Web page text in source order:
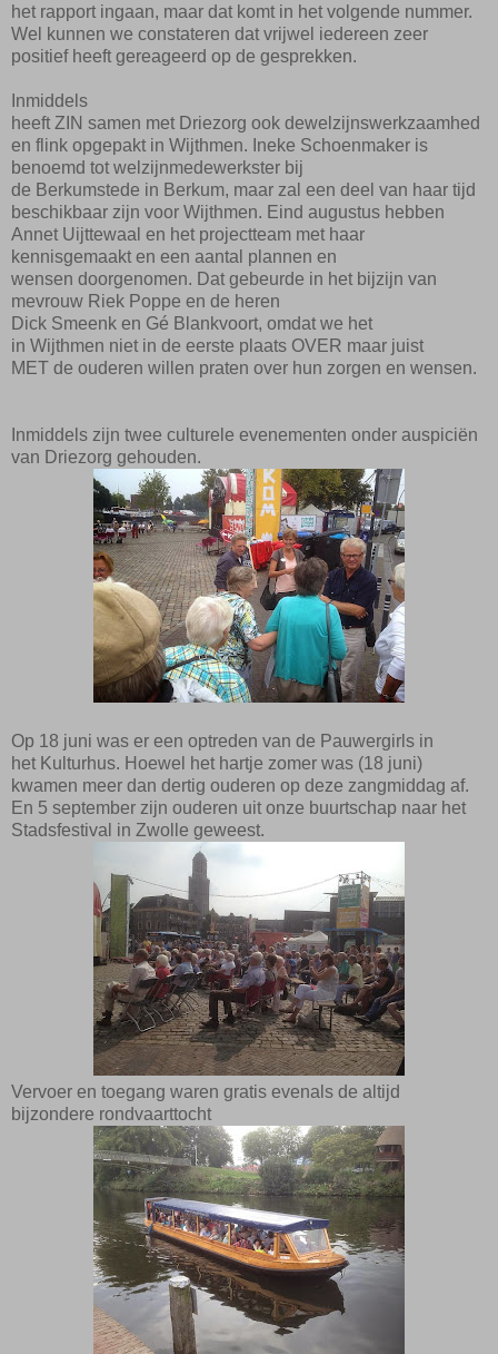
het rapport ingaan, maar dat komt in het volgende nummer.
Wel kunnen we constateren dat vrijwel iedereen zeer
positief heeft gereageerd op de gesprekken.
Inmiddels
heeft ZIN samen met Driezorg ook dewelzijnswerkzaamhed
en flink opgepakt in Wijthmen. Ineke Schoenmaker is
benoemd tot welzijnmedewerkster bij
de Berkumstede in Berkum, maar zal een deel van haar tijd
beschikbaar zijn voor Wijthmen. Eind augustus hebben
Annet Uijttewaal en het projectteam met haar
kennisgemaakt en een aantal plannen en
wensen doorgenomen. Dat gebeurde in het bijzijn van
mevrouw Riek Poppe en de heren
Dick Smeenk en Gé Blankvoort, omdat we het
in Wijthmen niet in de eerste plaats OVER maar juist
MET de ouderen willen praten over hun zorgen en wensen.
Inmiddels zijn twee culturele evenementen onder auspiciën
van Driezorg gehouden.
Op 18 juni was er een optreden van de Pauwergirls in
het Kulturhus. Hoewel het hartje zomer was (18 juni)
kwamen meer dan dertig ouderen op deze zangmiddag af.
En 5 september zijn ouderen uit onze buurtschap naar het
Stadsfestival in Zwolle geweest.
Vervoer en toegang waren gratis evenals de altijd
bijzondere rondvaarttocht